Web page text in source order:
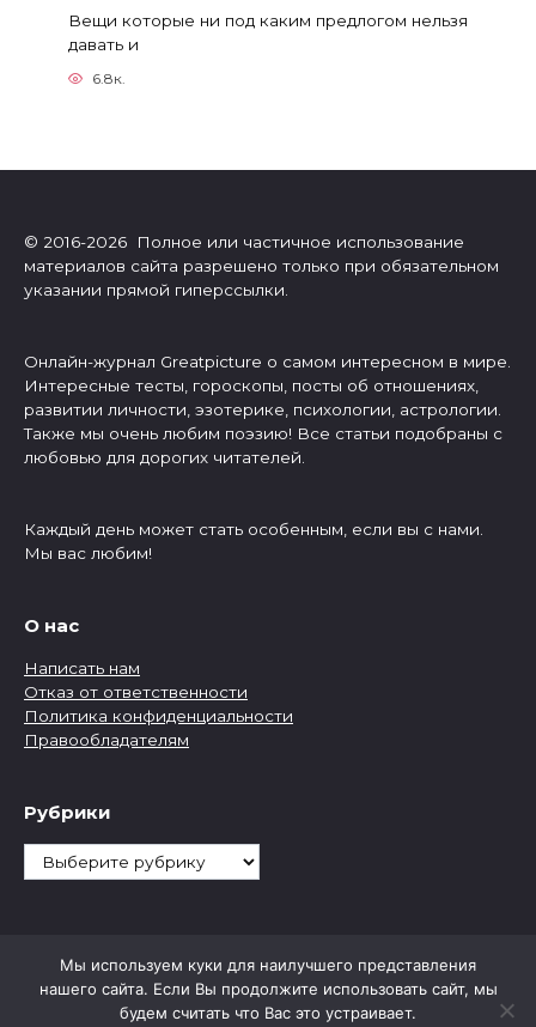
Вещи которые ни под каким предлогом нельзя
давать и
6.8к.
© 2016-2026 Полное или частичное использование
материалов сайта разрешено только при обязательном
указании прямой гиперссылки.
Онлайн-журнал Greatpicture о самом интересном в мире.
Интересные тесты, гороскопы, посты об отношениях,
развитии личности, эзотерике, психологии, астрологии.
Также мы очень любим поэзию! Все статьи подобраны с
любовью для дорогих читателей.
Каждый день может стать особенным, если вы с нами.
Мы вас любим!
О нас
Написать нам
Отказ от ответственности
Политика конфиденциальности
Правообладателям
Рубрики
Рубрики
Мы используем куки для наилучшего представления
нашего сайта. Если Вы продолжите использовать сайт, мы
будем считать что Вас это устраивает.